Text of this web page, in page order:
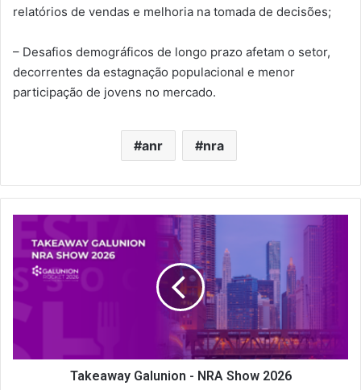
relatórios de vendas e melhoria na tomada de decisões;
– Desafios demográficos de longo prazo afetam o setor,
decorrentes da estagnação populacional e menor
participação de jovens no mercado.
anr nra
Takeaway
Galunion
-
NRA
Show
2026
Takeaway Galunion - NRA Show 2026